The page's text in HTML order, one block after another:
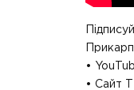
•
• Сайт